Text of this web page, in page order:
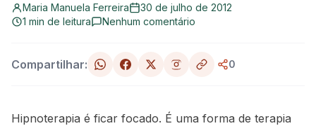
Maria Manuela Ferreira
30 de julho de 2012
1 min de leitura
Nenhum comentário
Compartilhar: 0
Hipnoterapia é ficar focado. É uma forma de terapia